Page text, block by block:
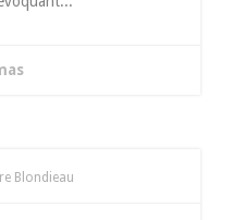
Blondieau